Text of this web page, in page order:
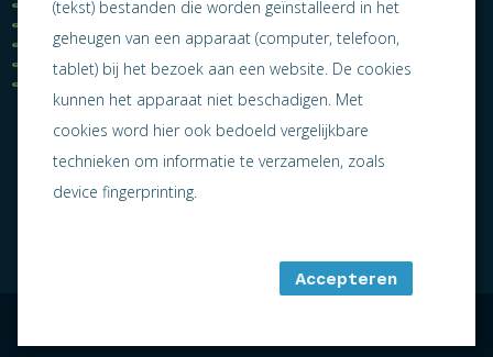
Ledenoverzicht
Algemene voorwaarden
Privacy statement
Jaarverslag 2025
Nieuws
Lid worden
Contact
(tekst) bestanden die worden geïnstalleerd in het
geheugen van een apparaat (computer, telefoon,
tablet) bij het bezoek aan een website. De cookies
kunnen het apparaat niet beschadigen. Met
cookies word hier ook bedoeld vergelijkbare
technieken om informatie te verzamelen, zoals
device fingerprinting.
Accepteren